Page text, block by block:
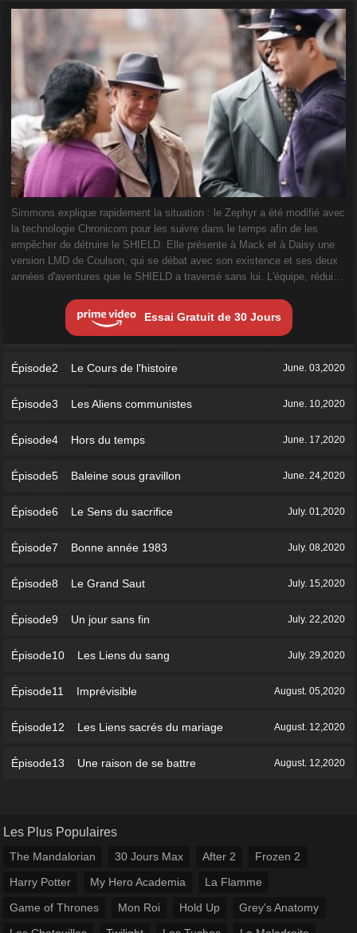
Simmons explique rapidement la situation : le Zephyr a été modifié avec
la technologie Chronicom pour les suivre dans le temps afin de les
empêcher de détruire le SHIELD. Elle présente à Mack et à Daisy une
version LMD de Coulson, qui se débat avec son existence et ses deux
années d'aventures que le SHIELD a traversé sans lui. L'équipe, réduite
pouvoirs, part enquêter sur la mort de trois policiers, laissés sans
Essai Gratuit de 30 Jours
Épisode2 Le Cours de l'histoire June. 03,2020
Épisode3 Les Aliens communistes June. 10,2020
Épisode4 Hors du temps June. 17,2020
Épisode5 Baleine sous gravillon June. 24,2020
Épisode6 Le Sens du sacrifice July. 01,2020
Épisode7 Bonne année 1983 July. 08,2020
Épisode8 Le Grand Saut July. 15,2020
Épisode9 Un jour sans fin July. 22,2020
Épisode10 Les Liens du sang July. 29,2020
Épisode11 Imprévisible August. 05,2020
Épisode12 Les Liens sacrés du mariage August. 12,2020
Épisode13 Une raison de se battre August. 12,2020
Les Plus Populaires
The Mandalorian 30 Jours Max After 2
Frozen 2
Harry Potter
My Hero Academia
La Flamme
Game of Thrones
Mon Roi Hold Up
Grey's Anatomy